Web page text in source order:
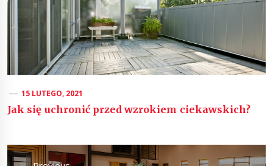
15 LUTEGO, 2021
Jak się uchronić przed wzrokiem ciekawskich?
Nawigacja
wpisu